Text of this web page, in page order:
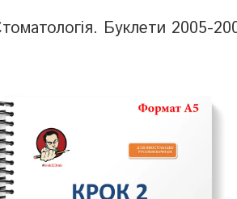
Буклети 2005-